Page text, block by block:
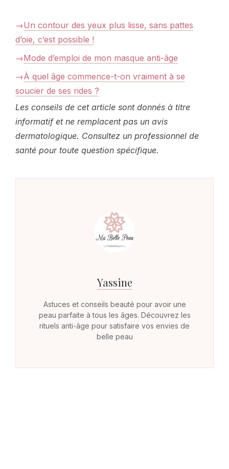
Un contour des yeux plus lisse, sans pattes
d’oie, c’est possible !
Mode d’emploi de mon masque anti-âge
À quel âge commence-t-on vraiment à se
soucier de ses rides ?
Les conseils de cet article sont donnés à titre
informatif et ne remplacent pas un avis
dermatologique. Consultez un professionnel de
santé pour toute question spécifique.
Yassine
Astuces et conseils beauté pour avoir une
peau parfaite à tous les âges. Découvrez les
rituels anti-âge pour satisfaire vos envies de
belle peau